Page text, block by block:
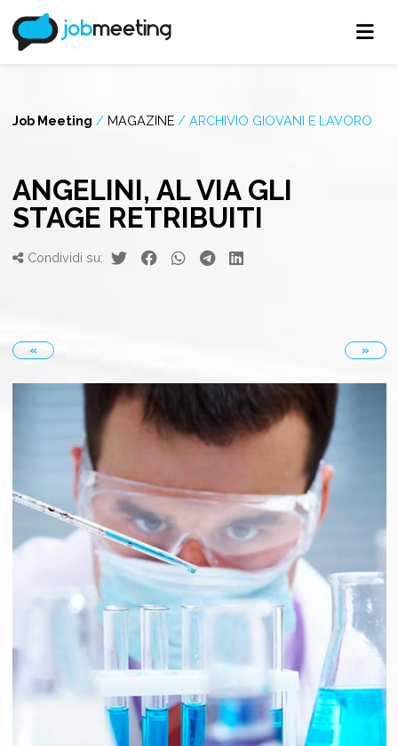
Job Meeting / MAGAZINE / ARCHIVIO GIOVANI E LAVORO
ANGELINI, AL VIA GLI
STAGE RETRIBUITI
Condividi su:
« »